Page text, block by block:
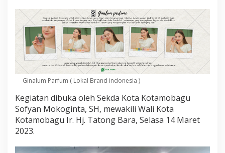
n
g
u
a
t
a
n
o
n
m
Ginalum Parfum ( Lokal Brand indonesia )
Kegiatan dibuka oleh Sekda Kota Kotamobagu
Sofyan Mokoginta, SH, mewakili Wali Kota
Kotamobagu Ir. Hj. Tatong Bara, Selasa 14 Maret
2023.